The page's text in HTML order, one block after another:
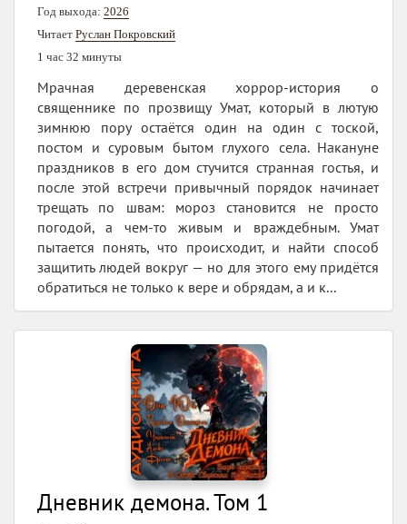
Год выхода: 2026
Читает Руслан Покровский
1 час 32 минуты
Мрачная деревенская хоррор-история о
священнике по прозвищу Умат, который в лютую
зимнюю пору остаётся один на один с тоской,
постом и суровым бытом глухого села. Накануне
праздников в его дом стучится странная гостья, и
после этой встречи привычный порядок начинает
трещать по швам: мороз становится не просто
погодой, а чем-то живым и враждебным. Умат
пытается понять, что происходит, и найти способ
защитить людей вокруг — но для этого ему придётся
обратиться не только к вере и обрядам, а и к...
Дневник демона. Том 1